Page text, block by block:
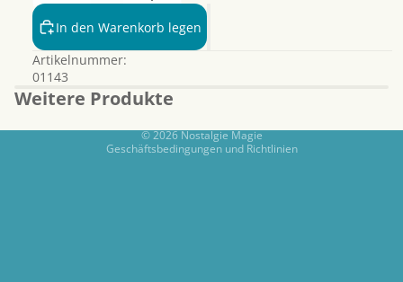
In den Warenkorb legen
Artikelnummer:
01143
Weitere Produkte
© 2026Nostalgie Magie
Geschäftsbedingungen und Richtlinien
Widerrufsrecht
AGB
Kontaktinformationen
Impressum